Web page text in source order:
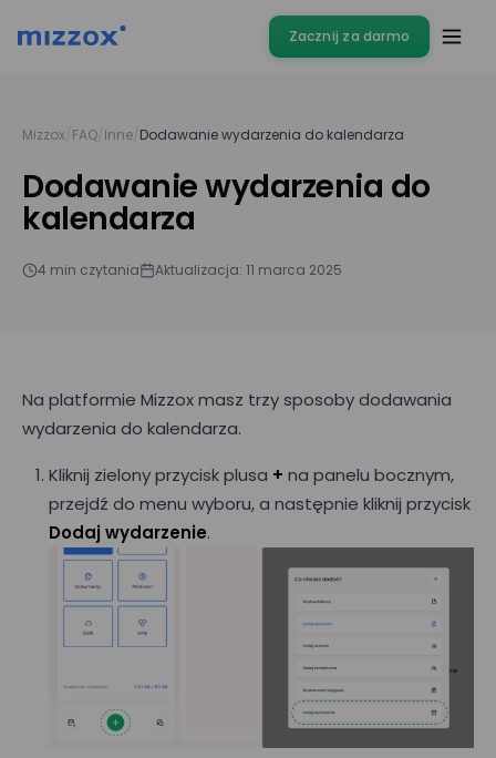
Zacznij za darmo
Mizzox FAQ Inne Dodawanie wydarzenia do kalendarza
Dodawanie wydarzenia do
kalendarza
4 min czytania Aktualizacja: 11 marca 2025
Na platformie Mizzox masz trzy sposoby dodawania
wydarzenia do kalendarza.
Kliknij zielony przycisk plusa + na panelu bocznym,
przejdź do menu wyboru, a następnie kliknij przycisk
Dodaj wydarzenie.